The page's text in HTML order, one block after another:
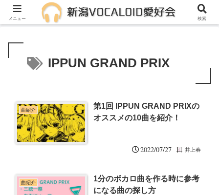
メンバー募集中！一緒に活動しませんか？
IPPUN GRAND PRIX
曲紹介
第1回 IPPUN GRAND PRIXの
オススメの10曲を紹介！
2022/07/27 井上春
曲紹介
1分のボカロ曲を作る時に参考
になる曲の探し方
メニュー 検索